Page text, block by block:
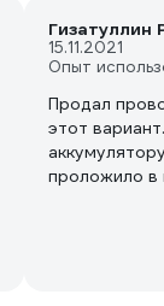
Гизатуллин
15.11.2021
Опыт
Продал
этот
проложило в